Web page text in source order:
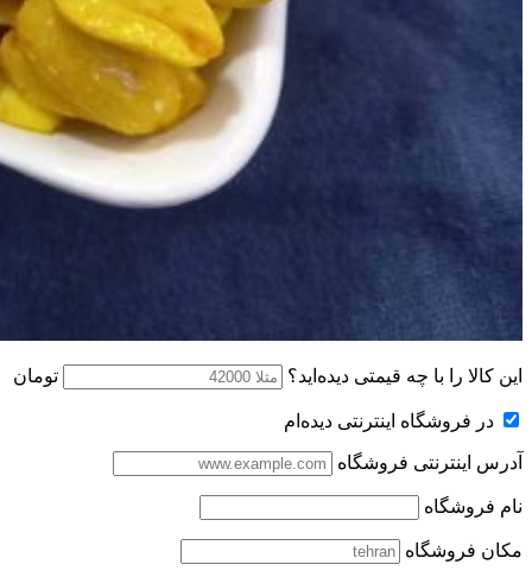
این کالا را با چه قیمتی دیده‌اید؟ تومان
در فروشگاه اینترنتی دیده‌ام
آدرس اینترنتی فروشگاه
نام فروشگاه
مکان فروشگاه